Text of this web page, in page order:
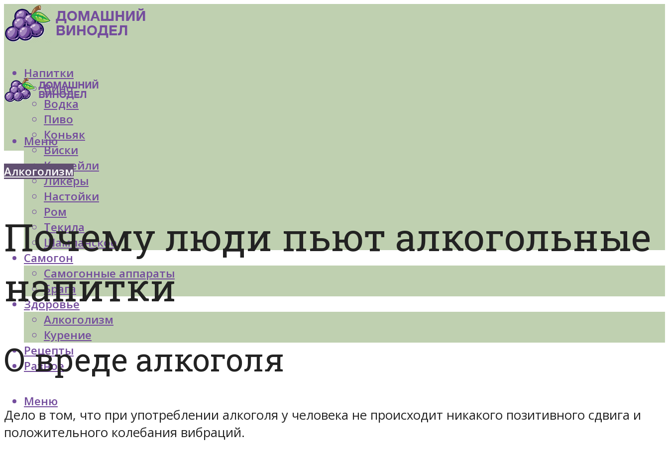
Напитки
Вино
Водка
Пиво
Коньяк
Виски
Коктейли
Ликеры
Настойки
Ром
Текила
Шампанское
Самогон
Самогонные аппараты
Брага
Здоровье
Алкоголизм
Курение
Рецепты
Разное
Меню
Меню
Алкоголизм
Почему люди пьют алкогольные
напитки
О вреде алкоголя
Дело в том, что при употреблении алкоголя у человека не происходит никакого позитивного сдвига и
положительного колебания вибраций.